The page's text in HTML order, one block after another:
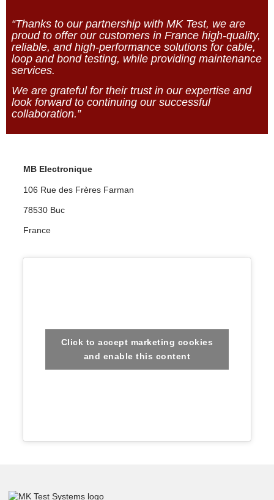
“Thanks to our partnership with MK Test, we are
proud to offer our customers in France high-quality,
reliable, and high-performance solutions for cable,
loop and bond testing, while providing maintenance
services.
We are grateful for their trust in our expertise and
look forward to continuing our successful
collaboration.”
MB Electronique
106 Rue des Frères Farman
78530 Buc
France
Click to accept marketing cookies
and enable this content